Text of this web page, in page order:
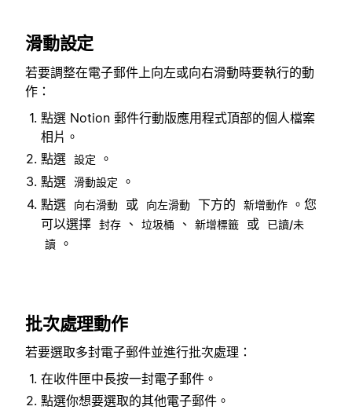
滑動設定
若要調整在電子郵件上向左或向右滑動時要執行的動
作：
點選 Notion 郵件行動版應用程式頂部的個人檔案
相片。
點選 設定
。
點選 滑動設定
。
點選
向右滑動 或 向左滑動 下方的 新增動作 。您
可以選擇 封存 、 垃圾桶 、 新增標籤 或
已讀/未
讀 。
批次處理動作
若要選取多封電子郵件並進行批次處理：
在收件匣中長按一封電子郵件。
點選你想要選取的其他電子郵件。